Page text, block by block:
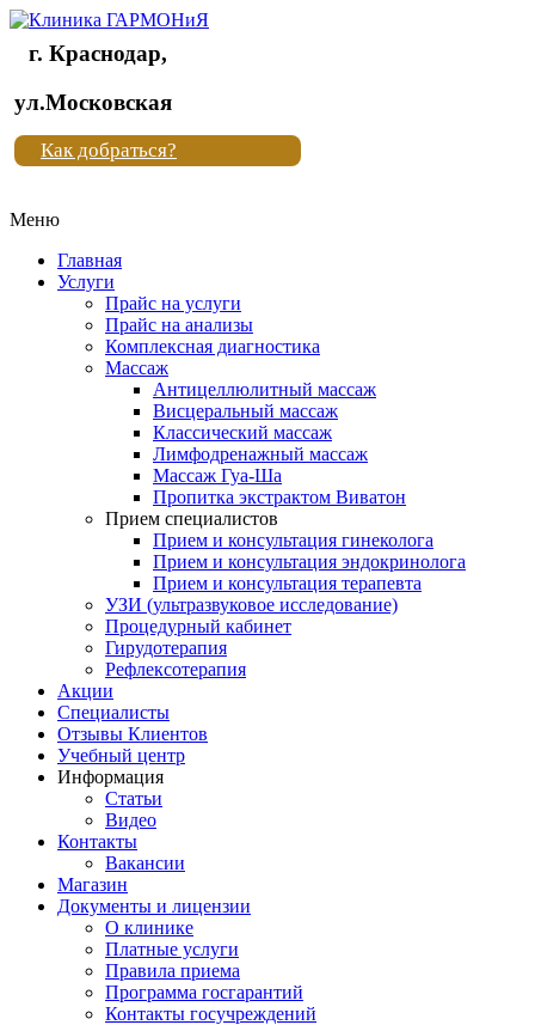
Клиника
"Новая
жизнь"
Клиника
жизнь"
г. Краснодар,
ул.Московская
Как добраться?
Меню
Главная
Услуги
Прайс на услуги
Прайс на анализы
Комплексная диагностика
Массаж
Антицеллюлитный массаж
Висцеральный массаж
Классический массаж
Лимфодренажный массаж
Массаж Гуа-Ша
Пропитка экстрактом Виватон
Прием специалистов
Прием и консультация гинеколога
Прием и консультация эндокринолога
Прием и консультация терапевта
УЗИ (ультразвуковое исследование)
Процедурный кабинет
Гирудотерапия
Рефлексотерапия
Акции
Специалисты
Отзывы Клиентов
Учебный центр
Информация
Статьи
Видео
Контакты
Вакансии
Магазин
Документы и лицензии
О клинике
Платные услуги
Правила приема
Программа госгарантий
Контакты госучреждений